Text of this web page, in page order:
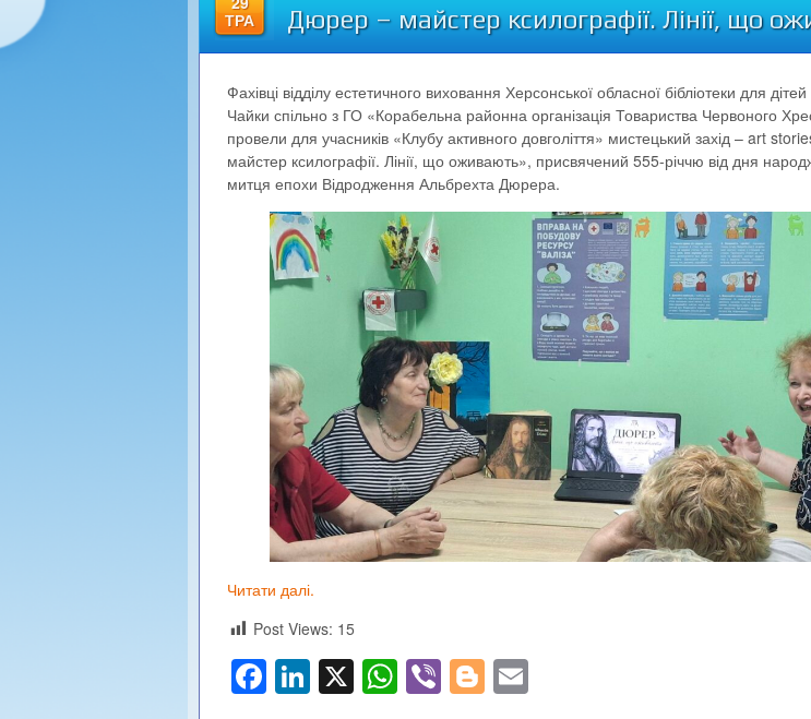
ТРА
Дюрер – майстер ксилографії. Лінії, що
Фахівці відділу естетичного виховання Херсонської обласної бібліотеки для дітей
Чайки спільно з ГО «Корабельна районна організація Товариства Червоного
провели для учасників «Клубу активного довголіття» мистецький захід – art
майстер ксилографії. Лінії, що оживають», присвячений 555-річчю від дня
митця епохи Відродження Альбрехта Дюрера.
Читати далі.
Post Views: 15
Facebook
LinkedIn
X WhatsApp
ViberBlogger